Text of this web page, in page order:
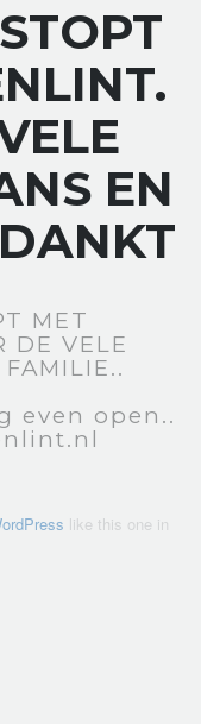
EN
MET
DE VELE
even open..
like this one in